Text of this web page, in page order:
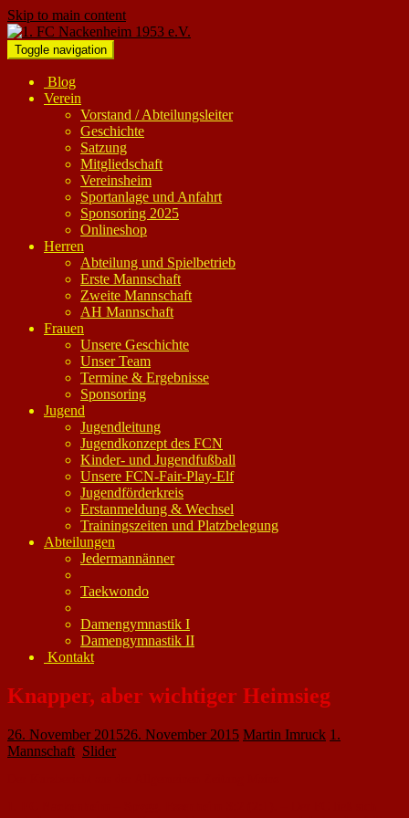
Skip to main content
Toggle navigation
Blog
Verein
Vorstand / Abteilungsleiter
Geschichte
Satzung
Mitgliedschaft
Vereinsheim
Sportanlage und Anfahrt
Sponsoring 2025
Onlineshop
Herren
Abteilung und Spielbetrieb
Erste Mannschaft
Zweite Mannschaft
AH Mannschaft
Frauen
Unsere Geschichte
Unser Team
Termine & Ergebnisse
Sponsoring
Jugend
Jugendleitung
Jugendkonzept des FCN
Kinder- und Jugendfußball
Unsere FCN-Fair-Play-Elf
Jugendförderkreis
Erstanmeldung & Wechsel
Trainingszeiten und Platzbelegung
Abteilungen
Jedermannänner
Taekwondo
Damengymnastik I
Damengymnastik II
Kontakt
Knapper, aber wichtiger Heimsieg
26. November 201526. November 2015 Martin Imruck 1.
Mannschaft Slider